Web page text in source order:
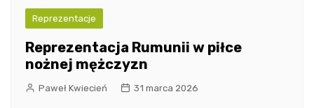
Reprezentacje
Reprezentacja Rumunii w piłce
nożnej mężczyzn
Paweł Kwiecień 31 marca 2026